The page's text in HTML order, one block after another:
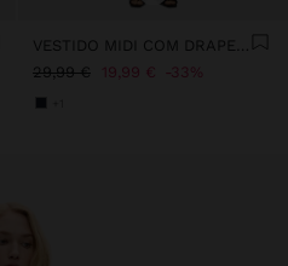
29,99 €
19,99 € 33%